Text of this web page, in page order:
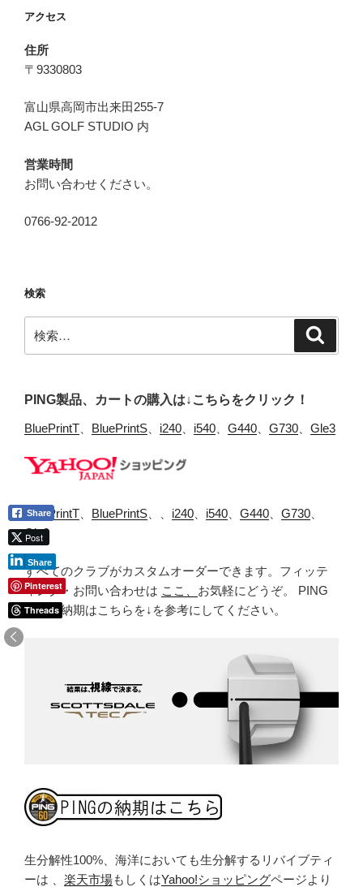
ン
アクセス
住所
〒9330803
富山県高岡市出来田255-7
AGL GOLF STUDIO 内
営業時間
お問い合わせください。
0766-92-2012
検索
索:
PING製品、カートの購入は↓こちらをクリック！
BluePrintT BluePrintS i240 i540 G440 G730 Gle3
BluePrintT BluePrintS i240 i540 G440 G730
Gle3
すべてのクラブがカスタムオーダーできます。フィッテ
ィング・お問い合わせは ここ、 お気軽にどうぞ。 PING
製品の納期はこちらを↓を参考にしてください。
生分解性100%、海洋においても生分解するリバイブティ
ーは 、 楽天市場もしくはYahoo!ショッピングページより
Share
Post
Share
Pinterest
Threads